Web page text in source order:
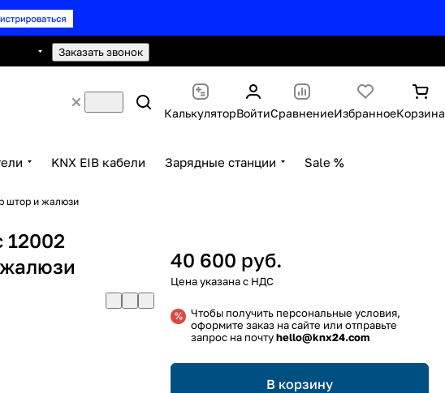
Заказать звонок
КалькуляторВойтиСравнениеИзбранноеКорзина
KNX EIB кабели Зарядные станции Sale %
штор и жалюзи
12002
40 600 руб.
Чтобы получить персональные условия,
оформите заказ на сайте или отправьте
запрос на почтуhello@knx24.com
В корзину